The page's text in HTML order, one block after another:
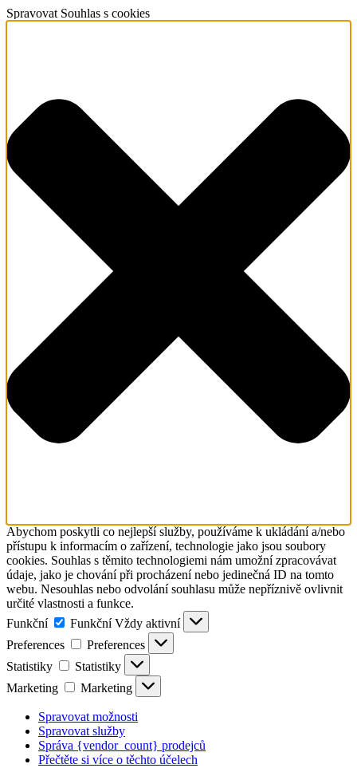
Spravovat Souhlas s cookies
Abychom poskytli co nejlepší služby, používáme k ukládání a/nebo
přístupu k informacím o zařízení, technologie jako jsou soubory
cookies. Souhlas s těmito technologiemi nám umožní zpracovávat
údaje, jako je chování při procházení nebo jedinečná ID na tomto
webu. Nesouhlas nebo odvolání souhlasu může nepříznivě ovlivnit
určité vlastnosti a funkce.
Funkční
Funkční Vždy aktivní
Preferences
Preferences
Statistiky
Statistiky
Marketing
Marketing
Spravovat možnosti
Spravovat služby
Správa {vendor_count} prodejců
Přečtěte si více o těchto účelech